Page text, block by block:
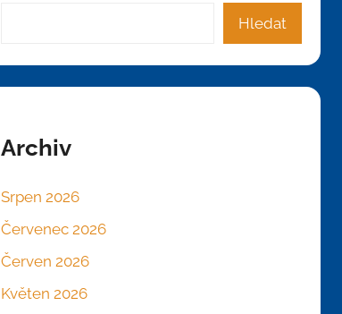
Hledat
Archiv
Srpen 2026
Červenec 2026
Červen 2026
Květen 2026